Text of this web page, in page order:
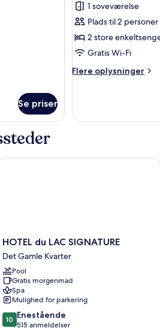
Se priser
værelse
med
2
enkeltsenge
-
1 soveværelse
Plads til 2 personer
2 store
Gratis Wi-Fi
Flere oplysninger
Flere
værelse
med
-
HOTEL
du
LAC
SIGNATURE
Det
Gamle
Kvarter
HOTEL du LAC SIGNATURE
Det Gamle Kvarter
Pool
Gratis morgenmad
Spa
Mulighed for parkering
10.0
ud
10 Enestående
515 anmeldelser
du LAC SIGNATURE